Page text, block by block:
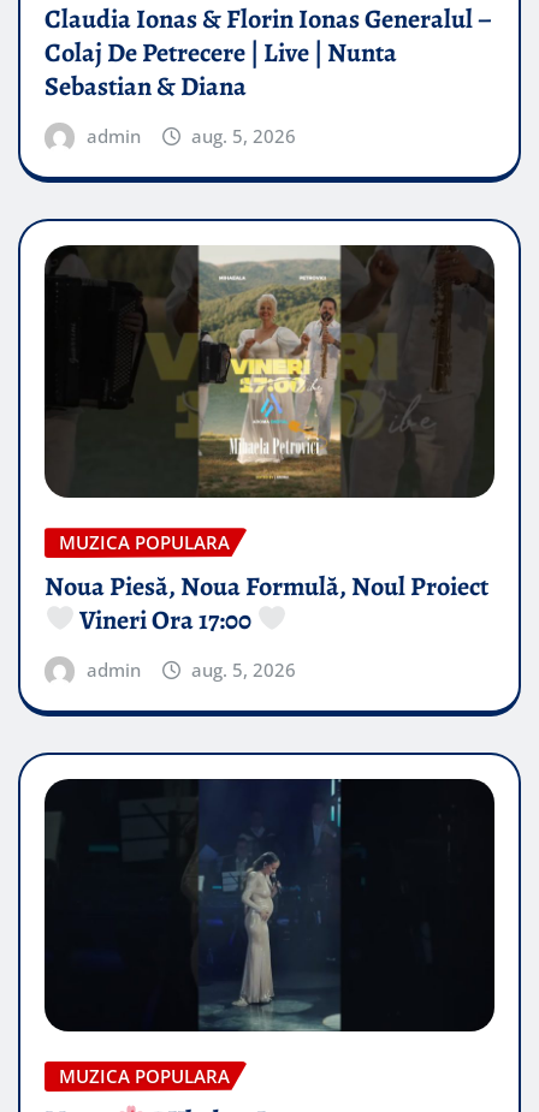
Claudia Ionas & Florin Ionas Generalul –
Colaj De Petrecere | Live | Nunta
Sebastian & Diana
admin aug. 5, 2026
MUZICA POPULARA
Noua Piesă, Noua Formulă, Noul Proiect
Vineri Ora 17:00
admin aug. 5, 2026
MUZICA POPULARA